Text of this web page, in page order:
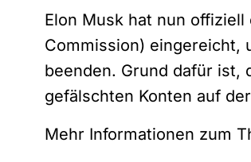
Elon Musk hat nun
Commission) eingereicht,
beenden. Grund dafür ist,
gefälschten Konten auf
Mehr Informationen zum